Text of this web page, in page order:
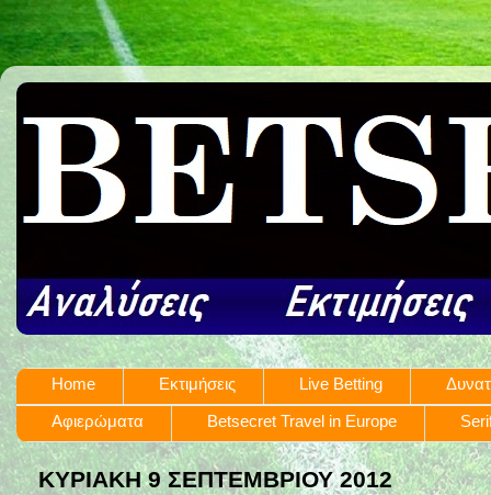
Home Εκτιμήσεις Live Betting
Αφιερώματα
Betsecret Travel in Europe
ΚΥΡΙΑΚΉ 9 ΣΕΠΤΕΜΒΡΊΟΥ 2012